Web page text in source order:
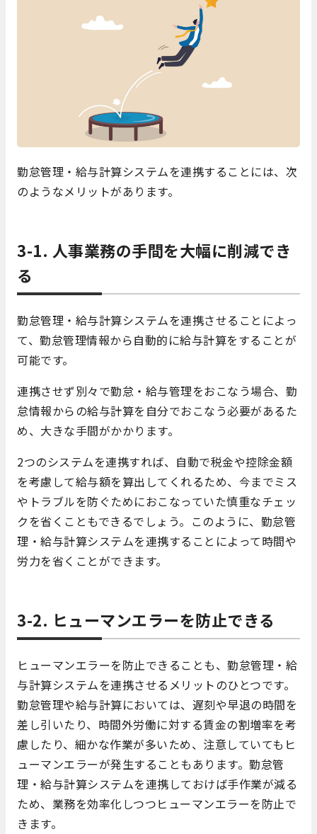
勤怠管理・給与計算システムを連携することには、次
のようなメリットがあります。
3-1. 人事業務の手間を大幅に削減でき
る
勤怠管理・給与計算システムを連携させることによっ
て、勤怠管理情報から自動的に給与計算をすることが
可能です。
連携させず別々で勤怠・給与管理をおこなう場合、勤
怠情報からの給与計算を自分でおこなう必要があるた
め、大きな手間がかかります。
2つのシステムを連携すれば、自動で税金や控除金額
を考慮して給与額を算出してくれるため、今までミス
やトラブルを防ぐためにおこなっていた慎重なチェッ
クを省くこともできるでしょう。このように、勤怠管
理・給与計算システムを連携することによって時間や
労力を省くことができます。
3-2. ヒューマンエラーを防止できる
ヒューマンエラーを防止できることも、勤怠管理・給
与計算システムを連携させるメリットのひとつです。
勤怠管理や給与計算においては、遅刻や早退の時間を
差し引いたり、時間外労働に対する賃金の割増率を考
慮したり、細かな作業が多いため、注意していてもヒ
ューマンエラーが発生することもあります。勤怠管
理・給与計算システムを連携しておけば手作業が減る
ため、業務を効率化しつつヒューマンエラーを防止で
きます。